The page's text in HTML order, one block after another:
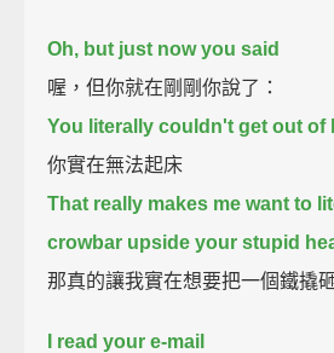
Oh, but just now you said
喔，但你就在剛剛你說了：
You literally couldn't get out of
你實在無法起床
That really makes me want to
crowbar upside your stupid
那真的讓我實在想要把一個鐵撬
I read your e-mail